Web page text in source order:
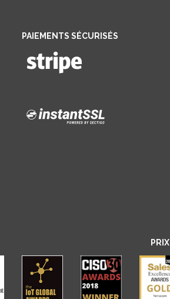
PAIEMENTS SÉCURISÉS
PRIX